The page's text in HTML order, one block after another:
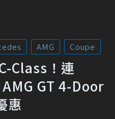
AMG Coupe
Class！連
GT 4-Door
惠